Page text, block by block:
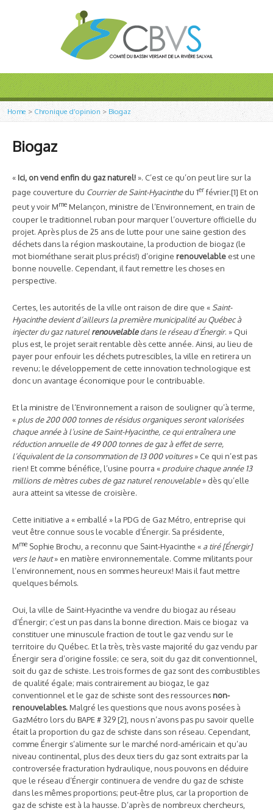
Home >Chronique d’opinion >Biogaz
Biogaz
«Ici, on vend enfin du gaz naturel! ». C’est ce qu’on peut lire sur la
page couverture du Courrier de Saint-Hyacinthedu 1erfévrier.[1] Et on
peut y voir Mme Melançon, ministre de l’Environnement, en train de
couper le traditionnel ruban pour marquer l’ouverture officielle du
projet. Après plus de 25 ans de lutte pour une saine gestion des
déchets dans la région maskoutaine, la production de biogaz (le
mot biométhane serait plus précis!) d’origine renouvelable est une
bonne nouvelle. Cependant, il faut remettre les choses en
perspective.
Certes, les autorités de la ville ont raison de dire que « Saint-
Hyacinthe devient d’ailleurs la première municipalité au Québec à
injecter du gaz naturelrenouvelabledans le réseau d’Énergir. » Qui
plus est, le projet serait rentable dès cette année. Ainsi, au lieu de
payer pour enfouir les déchets putrescibles, la ville en retirera un
revenu; le développement de cette innovation technologique est
donc un avantage économique pour le contribuable.
Et la ministre de l’Environnement a raison de souligner qu’à terme,
« plus de 200 000 tonnes de résidus organiques seront valorisées
chaque année à l’usine de Saint-Hyacinthe, ce qui entraînera une
réduction annuelle de 49 000 tonnes de gaz à effet de serre,
l’équivalent de la consommation de 13 000 voitures» Ce qui n’est pas
rien! Et comme bénéfice, l’usine pourra « produire chaque année 13
millions de mètres cubes de gaz naturel renouvelable» dès qu’elle
aura atteint sa vitesse de croisière.
Cette initiative a « emballé » la PDG de Gaz Métro, entreprise qui
veut être connue sous le vocable d’Énergir. Sa présidente,
Mme Sophie Brochu, a reconnu que Saint-Hyacinthe « a tiré [Énergir]
vers le haut» en matière environnementale. Comme militants pour
l’environnement, nous en sommes heureux! Mais il faut mettre
quelques bémols.
Oui, la ville de Saint-Hyacinthe va vendre du biogaz au réseau
d’Énergir; c’est un pas dans la bonne direction. Mais ce biogaz va
constituer une minuscule fraction de tout le gaz vendu sur le
territoire du Québec. Et la très, très vaste majorité du gaz vendu par
Énergir sera d’origine fossile; ce sera, soit du gaz dit conventionnel,
soit du gaz de schiste. Les trois formes de gaz sont des combustibles
de qualité égale; mais contrairement au biogaz, le gaz
conventionnel et le gaz de schiste sont des ressourcesnon-
renouvelables.Malgré les questions que nous avons posées à
GazMétro lors du BAPE # 329 [2], nous n’avons pas pu savoir quelle
était la proportion du gaz de schiste dans son réseau. Cependant,
comme Énergir s’alimente sur le marché nord-américain et qu’au
niveau continental, plus des deux tiers du gaz sont extraits par la
controversée fracturation hydraulique, nous pouvons en déduire
que le réseau d’Énergir continuera de vendre du gaz de schiste
dans les mêmes proportions; peut-être plus, car la proportion de
gaz de schiste est à la hausse. D’après de nombreux chercheurs,